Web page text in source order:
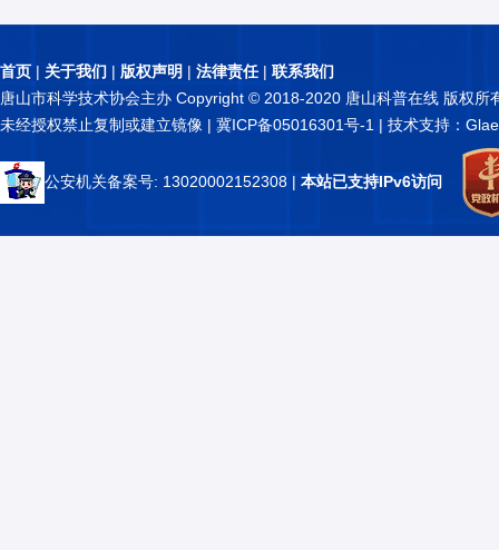
首页 | 关于我们 | 版权声明 | 法律责任| 联系我们
唐山市科学技术协会主办 Copyright © 2018-2020 唐山科普在线 版权所
未经授权禁止复制或建立镜像 | 冀ICP备05016301号-1 | 技术支持：
公安机关备案号: 13020002152308 | 本站已支持IPv6访问